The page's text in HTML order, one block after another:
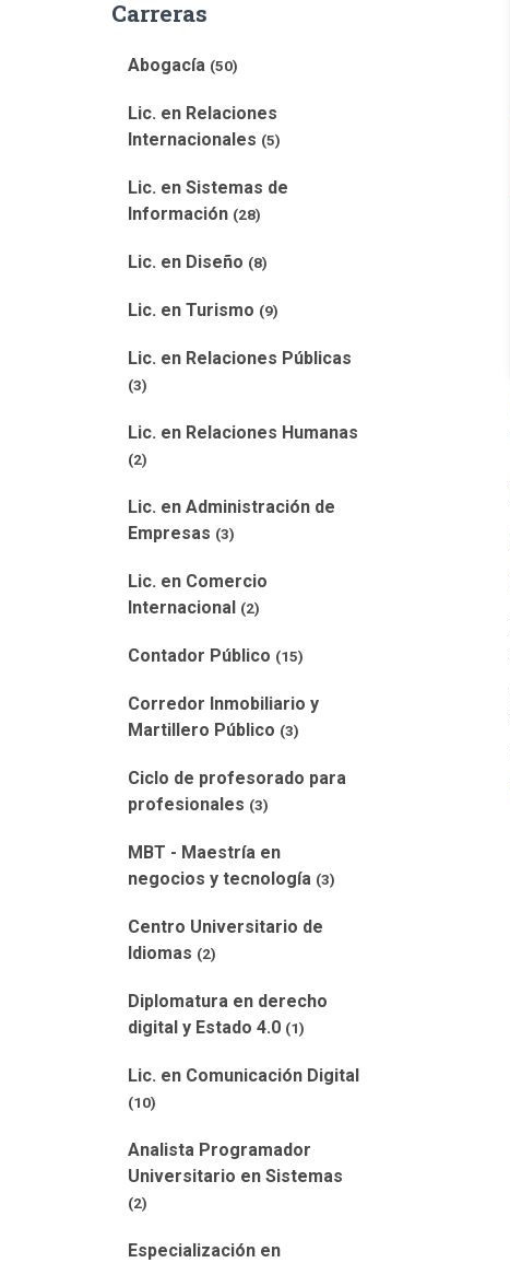
Carreras
Abogacía (50)
Lic. en Relaciones
Internacionales (5)
Lic. en Sistemas de
Información (28)
Lic. en Diseño (8)
Lic. en Turismo (9)
Lic. en Relaciones Públicas
(3)
Lic. en Relaciones Humanas
(2)
Lic. en Administración de
Empresas (3)
Lic. en Comercio
Internacional (2)
Contador Público (15)
Corredor Inmobiliario y
Martillero Público (3)
Ciclo de profesorado para
profesionales (3)
MBT - Maestría en
negocios y tecnología (3)
Centro Universitario de
Idiomas (2)
Diplomatura en derecho
digital y Estado 4.0 (1)
Lic. en Comunicación Digital
(10)
Analista Programador
Universitario en Sistemas
(2)
Especialización en